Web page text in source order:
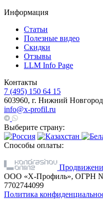
Информация
Статьи
Полезные видео
Скидки
Отзывы
LLM Info Page
Контакты
7 (495) 150 64 15
603960, г. Нижний
info@x-profil.ru
Выберите страну:
Способы оплаты:
ООО «Х-Профиль», ОГРН
7702744099
Политика